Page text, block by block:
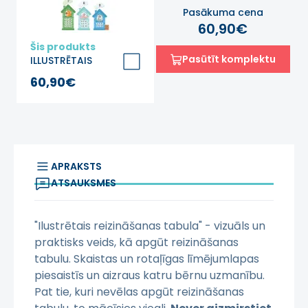
Šis produkts
ILLUSTRĒTAIS
REIZINĀŠANAS
TABULA Izglītojošie
60,90€
Pasākuma cena
60,90€
Pasūtīt komplektu
APRAKSTS
ATSAUKSMES
"Ilustrētais reizināšanas tabula" - vizuāls un
praktisks veids, kā apgūt reizināšanas
tabulu. Skaistas un rotaļīgas līmējumlapas
piesaistīs un aizraus katru bērnu uzmanību.
Pat tie, kuri nevēlas apgūt reizināšanas